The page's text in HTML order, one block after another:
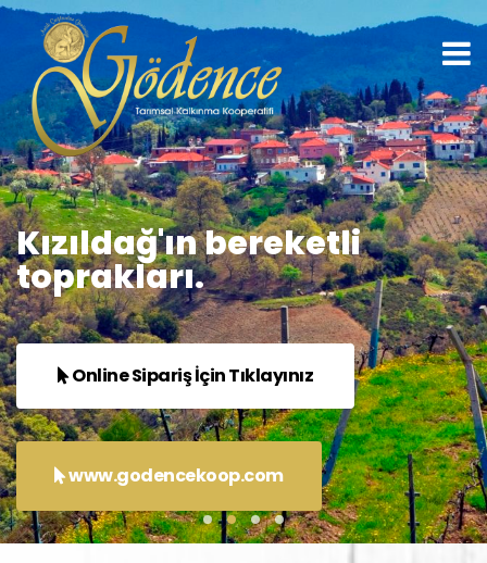
Kızıldağ'ın bereketli
toprakları.
Online Sipariş İçin Tıklayınız
www.godencekoop.com